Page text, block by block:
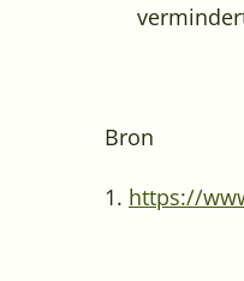
Bron
1. https://